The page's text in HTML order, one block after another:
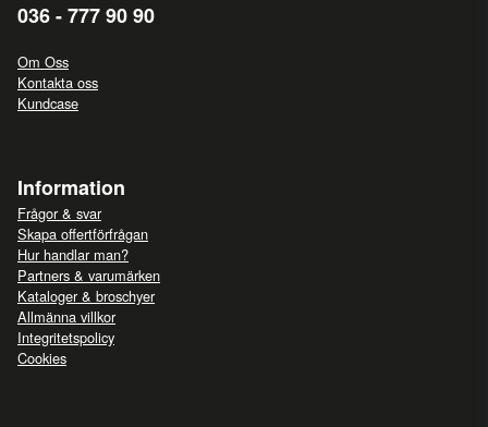
036 - 777 90 90
Om Oss
Kontakta oss
Kundcase
Information
Frågor & svar
Skapa offertförfrågan
Hur handlar man?
Partners & varumärken
Kataloger & broschyer
Allmänna villkor
Integritetspolicy
Cookies